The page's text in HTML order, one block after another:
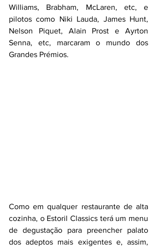
Williams, Brabham, McLaren, etc, e
pilotos como Niki Lauda, James Hunt,
Nelson Piquet, Alain Prost e Ayrton
Senna, etc, marcaram o mundo dos
Grandes Prémios.
Como em qualquer restaurante de alta
cozinha, o Estoril Classics terá um menu
de degustação para preencher palato
dos adeptos mais exigentes e, assim,